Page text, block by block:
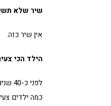
שיר שלא
אין שיר כזה.
הילד הכי